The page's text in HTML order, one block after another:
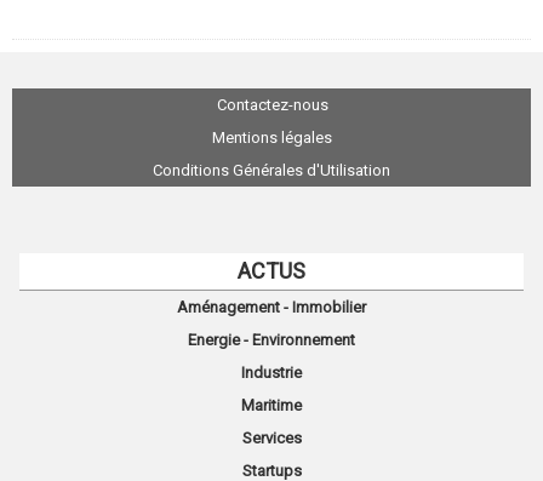
Contactez-nous
Mentions légales
Conditions Générales d'Utilisation
ACTUS
Aménagement - Immobilier
Energie - Environnement
Industrie
Maritime
Services
Startups